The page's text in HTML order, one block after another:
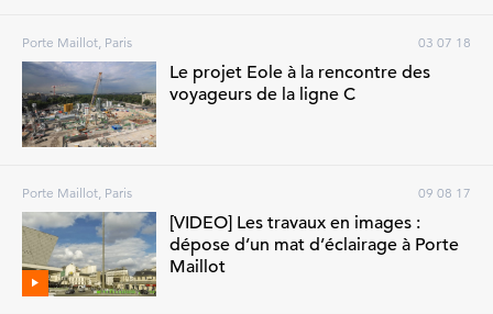
Porte Maillot, Paris 03 07 18
Le projet Eole à la rencontre des
voyageurs de la ligne C
Porte Maillot, Paris 09 08 17
[VIDEO] Les travaux en images :
dépose d’un mat d’éclairage à Porte
Maillot